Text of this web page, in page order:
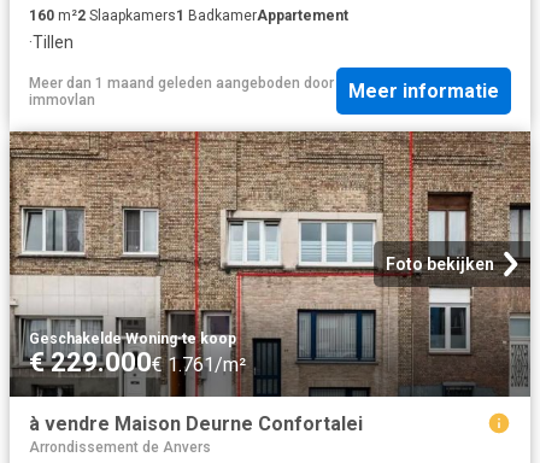
160 m²2 Slaapkamers1 BadkamerAppartement
·Tillen
Meer dan 1 maand geleden aangeboden door
immovlan
Meer informatie
Foto bekijken
Geschakelde Woning·te koop
€ 229.000€ 1.761/m²
à vendre Maison Deurne Confortalei
Arrondissement de Anvers